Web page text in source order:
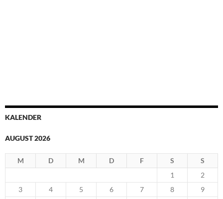
KALENDER
AUGUST 2026
M D M D F S
S
1
2
3
4 5 6 7 8
9